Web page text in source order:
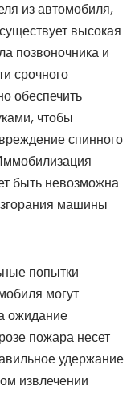
из автомобиля,
высокая
позвоночника и
срочного
обеспечить
чтобы
спинного
быть невозможна
машины
попытки
могут
ожидание
пожара несет
удержание
извлечении